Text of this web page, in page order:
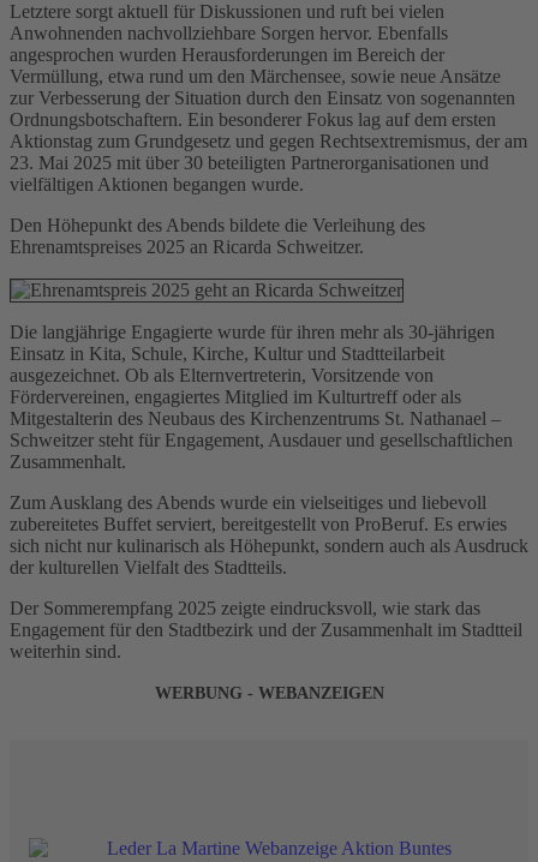
Letztere sorgt aktuell für Diskussionen und ruft bei vielen
Anwohnenden nachvollziehbare Sorgen hervor. Ebenfalls
angesprochen wurden Herausforderungen im Bereich der
Vermüllung, etwa rund um den Märchensee, sowie neue Ansätze
zur Verbesserung der Situation durch den Einsatz von sogenannten
Ordnungsbotschaftern. Ein besonderer Fokus lag auf dem ersten
Aktionstag zum Grundgesetz und gegen Rechtsextremismus, der am
23. Mai 2025 mit über 30 beteiligten Partnerorganisationen und
vielfältigen Aktionen begangen wurde.
Den Höhepunkt des Abends bildete die Verleihung des
Ehrenamtspreises 2025 an Ricarda Schweitzer.
Die langjährige Engagierte wurde für ihren mehr als 30-jährigen
Einsatz in Kita, Schule, Kirche, Kultur und Stadtteilarbeit
ausgezeichnet. Ob als Elternvertreterin, Vorsitzende von
Fördervereinen, engagiertes Mitglied im Kulturtreff oder als
Mitgestalterin des Neubaus des Kirchenzentrums St. Nathanael –
Schweitzer steht für Engagement, Ausdauer und gesellschaftlichen
Zusammenhalt.
Zum Ausklang des Abends wurde ein vielseitiges und liebevoll
zubereitetes Buffet serviert, bereitgestellt von ProBeruf. Es erwies
sich nicht nur kulinarisch als Höhepunkt, sondern auch als Ausdruck
der kulturellen Vielfalt des Stadtteils.
Der Sommerempfang 2025 zeigte eindrucksvoll, wie stark das
Engagement für den Stadtbezirk und der Zusammenhalt im Stadtteil
weiterhin sind.
WERBUNG - WEBANZEIGEN